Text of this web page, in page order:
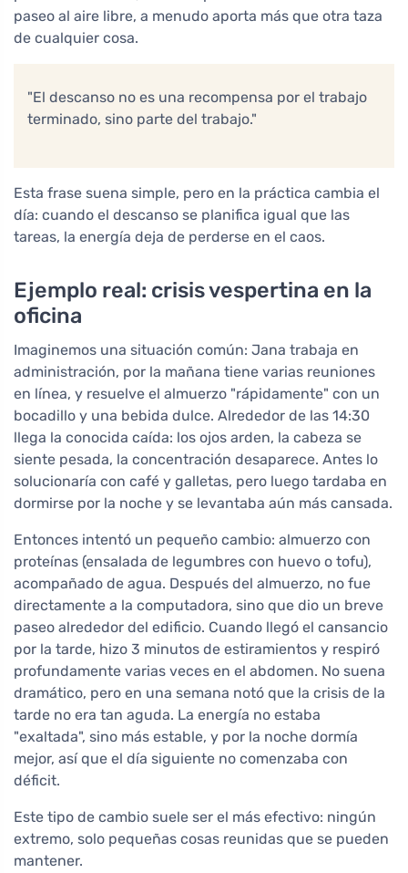
paseo al aire libre, a menudo aporta más que otra taza
de cualquier cosa.
"El descanso no es una recompensa por el trabajo
terminado, sino parte del trabajo."
Esta frase suena simple, pero en la práctica cambia el
día: cuando el descanso se planifica igual que las
tareas, la energía deja de perderse en el caos.
Ejemplo real: crisis vespertina en la
oficina
Imaginemos una situación común: Jana trabaja en
administración, por la mañana tiene varias reuniones
en línea, y resuelve el almuerzo "rápidamente" con un
bocadillo y una bebida dulce. Alrededor de las 14:30
llega la conocida caída: los ojos arden, la cabeza se
siente pesada, la concentración desaparece. Antes lo
solucionaría con café y galletas, pero luego tardaba en
dormirse por la noche y se levantaba aún más cansada.
Entonces intentó un pequeño cambio: almuerzo con
proteínas (ensalada de legumbres con huevo o tofu),
acompañado de agua. Después del almuerzo, no fue
directamente a la computadora, sino que dio un breve
paseo alrededor del edificio. Cuando llegó el cansancio
por la tarde, hizo 3 minutos de estiramientos y respiró
profundamente varias veces en el abdomen. No suena
dramático, pero en una semana notó que la crisis de la
tarde no era tan aguda. La energía no estaba
"exaltada", sino más estable, y por la noche dormía
mejor, así que el día siguiente no comenzaba con
déficit.
Este tipo de cambio suele ser el más efectivo: ningún
extremo, solo pequeñas cosas reunidas que se pueden
mantener.